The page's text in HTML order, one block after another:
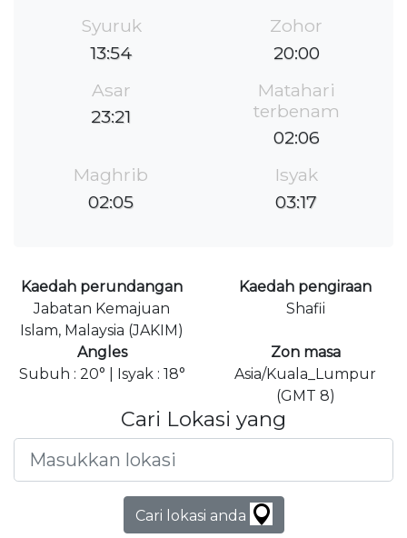
Syuruk
13:54
Zohor
20:00
Asar
23:21
Matahari
terbenam
02:06
Maghrib
02:05
Isyak
03:17
Kaedah perundangan
Jabatan Kemajuan
Islam, Malaysia (JAKIM)
Kaedah pengiraan
Shafii
Angles
Subuh : 20° | Isyak : 18°
Zon masa
Asia/Kuala_Lumpur
(GMT 8)
Cari Lokasi yang
Cari lokasi anda